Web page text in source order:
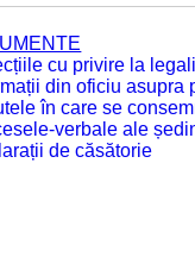
cu privire la
din oficiu
în care se
verbale ale
de căsătorie